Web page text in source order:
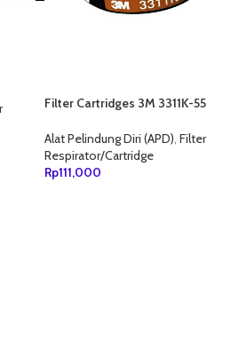
Filter Cartridges 3M 3311K-55
Alat Pelindung Diri (APD) Filter
Respirator/Cartridge
Rp111,000